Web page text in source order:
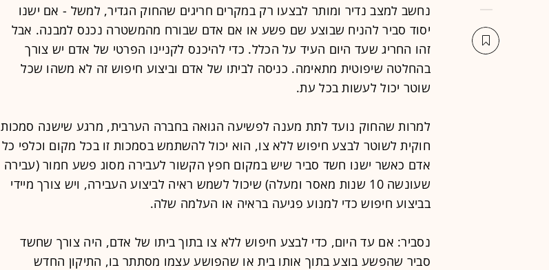
נחשב למצב נדיר ומותר לבצעו רק במקרים חריגים שהחוק הגדיר, למשל - אם ישנו
יסוד סביר להניח שבוצע שם פשע או אם אדם שבורח מהמשטרה נכנס למבנה. אבל
זהו החריג שעד היום העיד על הכלל. כדי להיכנס לקניינו הפרטי של אדם יש צורך
בהחלטה שיפוטית מתאימה. כניסה לביתו של אדם וביצוע חיפוש זה לא משהו שכל
שוטר יכול לעשות בכל עת.
למרות שהחוק נועד לתת מענה לפשיעה הגואה בחברה הערבית, מרגע שישנה סמכות
חוקית לשוטר לבצע חיפוש ללא צו, הוא יכול להשתמש בסמכות זו בכל מקום וכלפי כל
אדם כאשר ישנו חשד סביר שיש במקום חפץ הקשור לעבירה מסוג פשע חמור (עבירה
שעונשה 10 שנות מאסר ומעלה) שיכול לשמש ראיה לביצוע העבירה, ויש צורך מיידי
בביצוע חיפוש כדי למנוע פגיעה בראיה או העלמה שלה.
נסביר: אם עד היום, כדי לבצע חיפוש ללא צו בתוך ביתו של אדם, היה צורך שחשד
סביר שהפשע בוצע בתוך אותו בית או שהפושע עצמו מסתתר בו, התיקון החדש